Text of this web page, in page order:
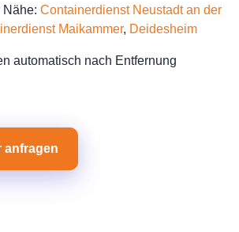
Nähe: Containerdienst Neustadt an der
Maikammer, Deidesheim
automatisch nach Entfernung
anfragen